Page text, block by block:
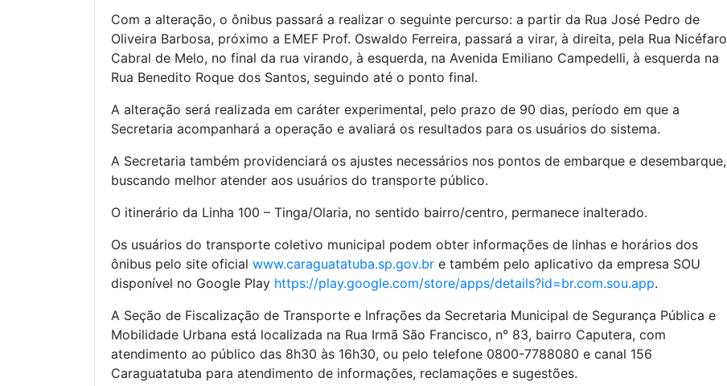
Com a alteração, o ônibus passará a realizar o seguinte percurso: a partir da Rua José Pedro de
Oliveira Barbosa, próximo a EMEF Prof. Oswaldo Ferreira, passará a virar, à direita, pela Rua Nicéfaro
Cabral de Melo, no final da rua virando, à esquerda, na Avenida Emiliano Campedelli, à esquerda na
Rua Benedito Roque dos Santos, seguindo até o ponto final.
A alteração será realizada em caráter experimental, pelo prazo de 90 dias, período em que a
Secretaria acompanhará a operação e avaliará os resultados para os usuários do sistema.
A Secretaria também providenciará os ajustes necessários nos pontos de embarque e desembarque,
buscando melhor atender aos usuários do transporte público.
O itinerário da Linha 100 – Tinga/Olaria, no sentido bairro/centro, permanece inalterado.
Os usuários do transporte coletivo municipal podem obter informações de linhas e horários dos
ônibus pelo site oficial www.caraguatatuba.sp.gov.br e também pelo aplicativo da empresa SOU
disponível no Google Play https://play.google.com/store/apps/details?id=br.com.sou.app.
A Seção de Fiscalização de Transporte e Infrações da Secretaria Municipal de Segurança Pública e
Mobilidade Urbana está localizada na Rua Irmã São Francisco, n° 83, bairro Caputera, com
atendimento ao público das 8h30 às 16h30, ou pelo telefone 0800-7788080 e canal 156
Caraguatatuba para atendimento de informações, reclamações e sugestões.